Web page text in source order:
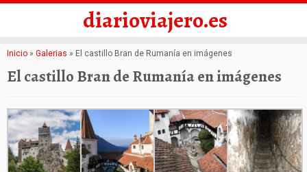
Saltar
al
diarioviajero.es
Inicio » Galerias » El castillo Bran de Rumanía en imágenes
El castillo Bran de Rumanía en imágenes